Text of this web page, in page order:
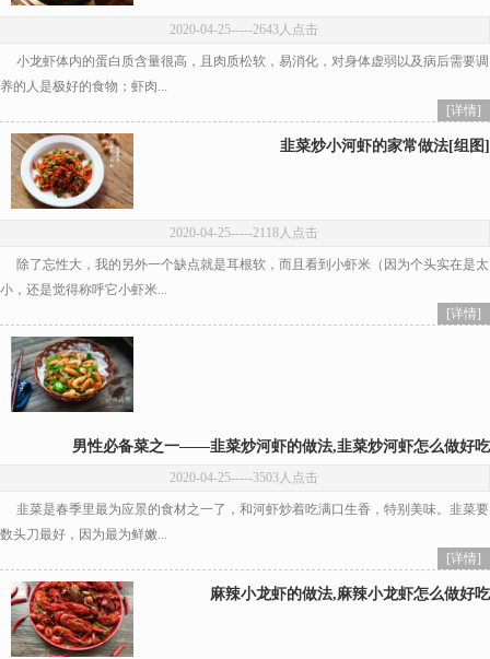
2020-04-25-----2643人点击
小龙虾体内的蛋白质含量很高，且肉质松软，易消化，对身体虚弱以及病后需要调
养的人是极好的食物；虾肉...
[详情]
韭菜炒小河虾的家常做法[组图]
2020-04-25-----2118人点击
除了忘性大，我的另外一个缺点就是耳根软，而且看到小虾米（因为个头实在是太
小，还是觉得称呼它小虾米...
[详情]
男性必备菜之一——韭菜炒河虾的做法,韭菜炒河虾怎么做好吃
2020-04-25-----3503人点击
韭菜是春季里最为应景的食材之一了，和河虾炒着吃满口生香，特别美味。韭菜要
数头刀最好，因为最为鲜嫩...
[详情]
麻辣小龙虾的做法,麻辣小龙虾怎么做好吃